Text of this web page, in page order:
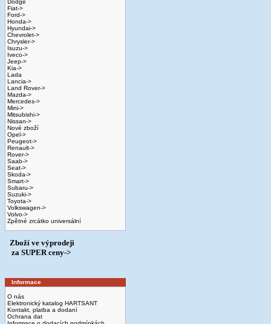
Dodge
Fiat->
Ford->
Honda->
Hyundai->
Chevrolet->
Chrysler->
Isuzu->
Iveco->
Jeep->
Kia->
Lada
Lancia->
Land Rover->
Mazda->
Mercedes->
Mini->
Mitsubishi->
Nissan->
Nové zboží
Opel->
Peugeot->
Renault->
Rover->
Saab->
Seat->
Skoda->
Smart->
Subaru->
Suzuki->
Toyota->
Volkswagen->
Volvo->
Zpětné zrcátko universální
Zboží ve výprodeji
­ za SUPER ceny->
Informace
O nás
Elektronický katalog HARTSANT
Kontakt, platba a dodaní
Ochrana dat